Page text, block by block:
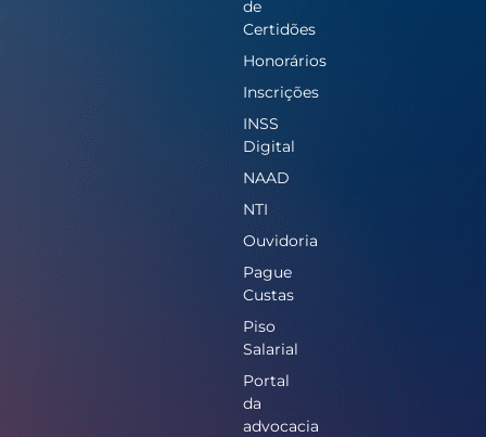
de
Certidões
Honorários
Inscrições
INSS
Digital
NAAD
NTI
Ouvidoria
Pague
Custas
Piso
Salarial
Portal
da
advocacia